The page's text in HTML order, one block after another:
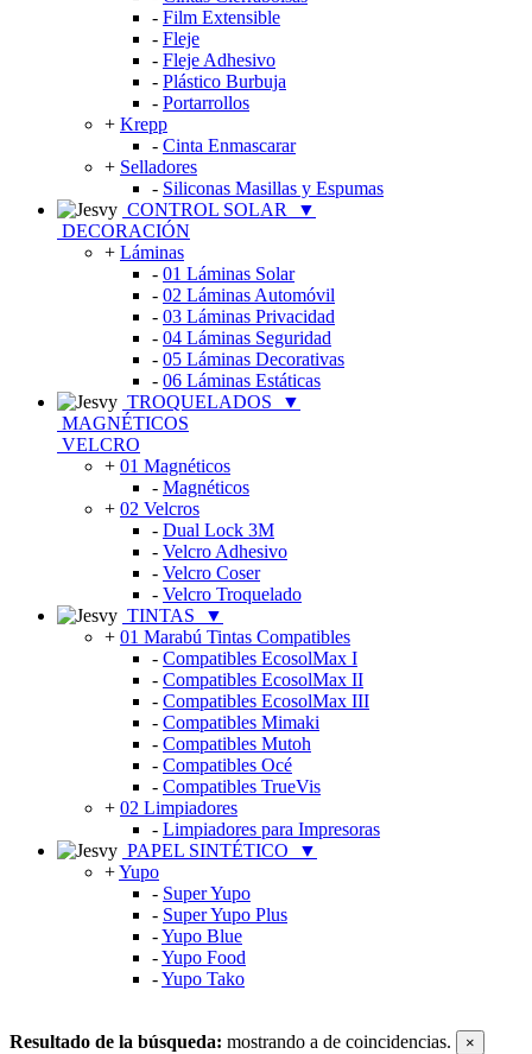
- Film Extensible
- Fleje
- Fleje Adhesivo
- Plástico Burbuja
- Portarrollos
+ Krepp
- Cinta Enmascarar
+ Selladores
- Siliconas Masillas y Espumas
CONTROL SOLAR
▼
DECORACIÓN
+ Láminas
- 01 Láminas Solar
- 02 Láminas Automóvil
- 03 Láminas Privacidad
- 04 Láminas Seguridad
- 05 Láminas Decorativas
- 06 Láminas Estáticas
TROQUELADOS
▼
MAGNÉTICOS
VELCRO
+ 01 Magnéticos
- Magnéticos
+ 02 Velcros
- Dual Lock 3M
- Velcro Adhesivo
- Velcro Coser
- Velcro Troquelado
TINTAS
▼
+ 01 Marabú Tintas Compatibles
- Compatibles EcosolMax I
- Compatibles EcosolMax II
- Compatibles EcosolMax III
- Compatibles Mimaki
- Compatibles Mutoh
- Compatibles Océ
- Compatibles TrueVis
+ 02 Limpiadores
- Limpiadores para Impresoras
PAPEL SINTÉTICO
▼
+Yupo
- Super Yupo
- Super Yupo Plus
-Yupo Blue
-Yupo Food
-Yupo Tako
Resultado de la búsqueda: mostrando a de coincidencias. ×